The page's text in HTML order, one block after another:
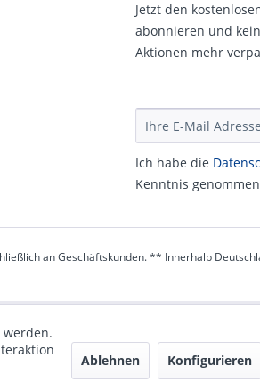
Jetzt den
abonnieren und
Aktionen mehr
Ich habe die
Kennt­nis
an Geschäftskunden. ** Innerhalb
Ablehnen Konfigurieren